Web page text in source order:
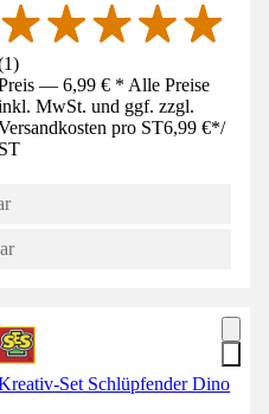
1)
— 6,99 € * Alle Preise
MwSt. und ggf. zzgl.
pro ST6,99 €*/
ST
Set Schlüpfender Dino